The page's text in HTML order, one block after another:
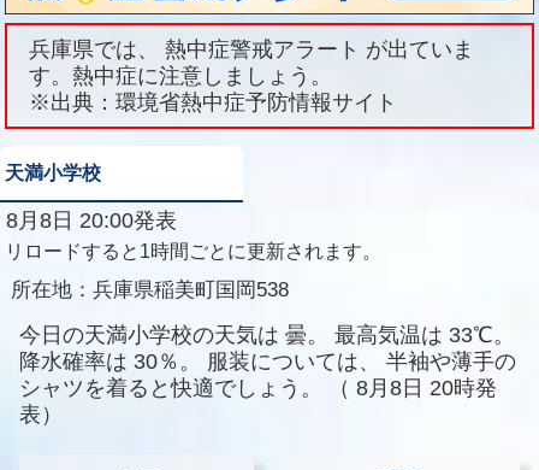
兵庫県では、 熱中症警戒アラート が出ていま
す。熱中症に注意しましょう。
※出典：環境省熱中症予防情報サイト
天満小学校
8月8日 20:00発表
リロードすると1時間ごとに更新されます。
所在地： 兵庫県稲美町国岡538
今日の天満小学校の天気は 曇。 最高気温は 33℃。
降水確率は 30％。 服装については、
半袖や薄手の
シャツを着ると快適でしょう。
（ 8月8日 20時発
表）